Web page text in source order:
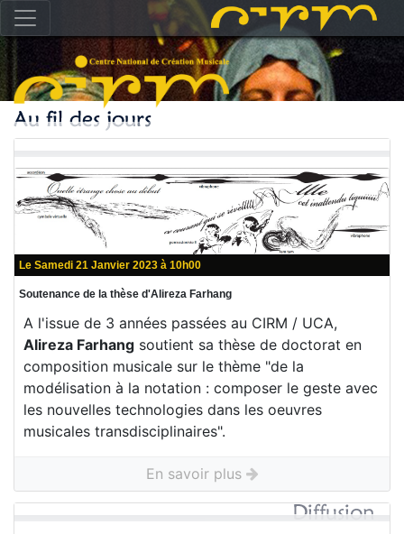
Le Samedi 21 Janvier 2023 à 10h00
Soutenance de la thèse d'Alireza Farhang
A l'issue de 3 années passées au CIRM / UCA,
Alireza Farhang soutient sa thèse de doctorat en
composition musicale sur le thème "de la
modélisation à la notation : composer le geste avec
les nouvelles technologies dans les oeuvres
musicales transdisciplinaires".
En savoir plus